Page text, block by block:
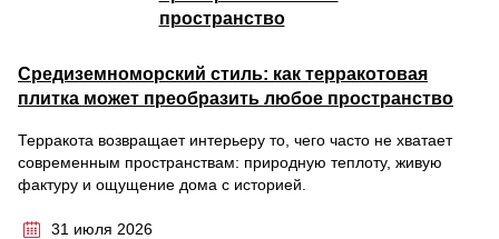
Средиземноморский стиль: как терракотовая
плитка может преобразить любое пространство
Терракота возвращает интерьеру то, чего часто не хватает
современным пространствам: природную теплоту, живую
фактуру и ощущение дома с историей.
31 июля 2026